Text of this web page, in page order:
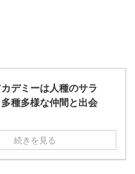
デミーは人種のサラ
種多様な仲間と出会
続きを見る